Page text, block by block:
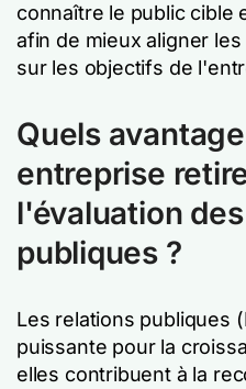
connaître le public cible
afin de mieux aligner
sur les objectifs de
Quels
entreprise
l'évaluation
publiques ?
Les relations publiques
puissante pour la
elles contribuent à la